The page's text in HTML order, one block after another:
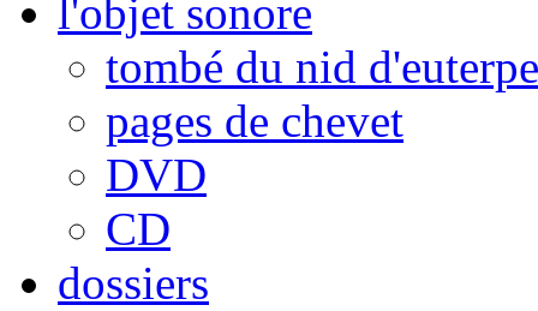
l'objet sonore
tombé du nid d'euterpe
pages de chevet
DVD
CD
dossiers